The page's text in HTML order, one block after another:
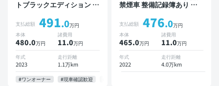
トブラックエディション 禁
スプレイオーディオ ※ナビ
キットあり 本革シート ブ
ラインドスポットモニター
オートクルーズ 3列シート
スマートキー ETC サンル
ーフ バックモニター 全方
位カメラ 衝突軽減 7人乗り
支払総額 491.0万円
本体
480.0万円
諸費用
11.0万円
年式
2023
走行距離
1.1万km
#ワンオーナー #現車確認歓迎
禁煙車 整備記録簿あり デ
ビキットあり 本革シート
TV ブラインドスポットモ
ニター オートクルーズ 3列
シート スマートキー ETC
サンルーフ バックモニター
全方位カメラ ドライブレコ
ーダー 社外アルミ 衝突軽
支払総額 476.0万円
本体
465.0万円
諸費用
11.0万円
年式
2022
走行距離
4.0万km